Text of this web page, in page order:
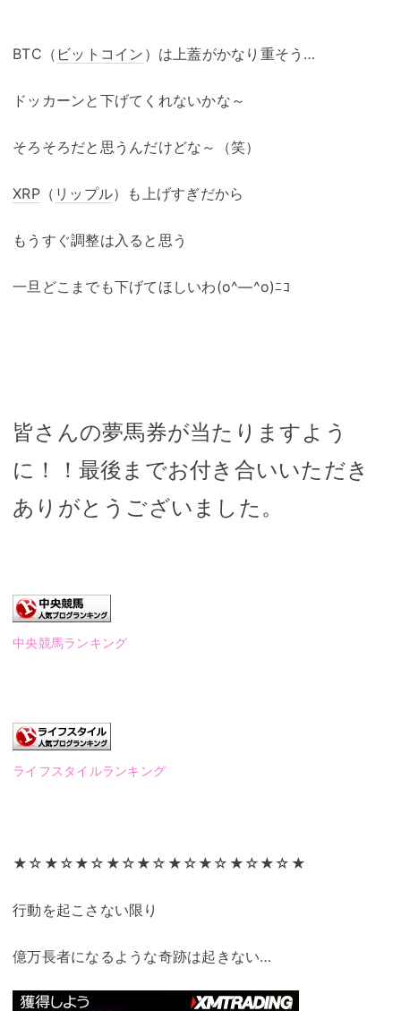
BTC（ ビットコイン ）は上蓋がかなり重そう…
ドッカーンと下げてくれないかな～
そろそろだと思うんだけどな～（笑）
XRP（ リップル）も上げすぎだから
もうすぐ調整は入ると思う
一旦どこまでも下げてほしいわ(o^―^o)ﾆｺ
皆さんの夢馬券が当たりますよう
に！！最後までお付き合いいただき
ありがとうございました。
中央競馬ランキング
ライフスタイルランキング
★☆★☆★☆★☆★☆★☆★☆★☆★☆★
行動を起こさない限り
億万長者になるような奇跡は起きない…